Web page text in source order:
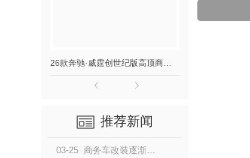
推荐新闻
03-25 商务车改装逐渐成热门，改装商务车要注意哪些事项？